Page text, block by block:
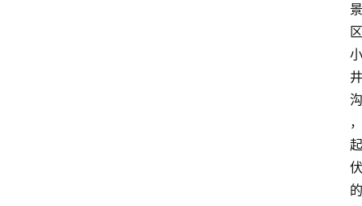
景
区
小
井
沟
，
起
伏
的